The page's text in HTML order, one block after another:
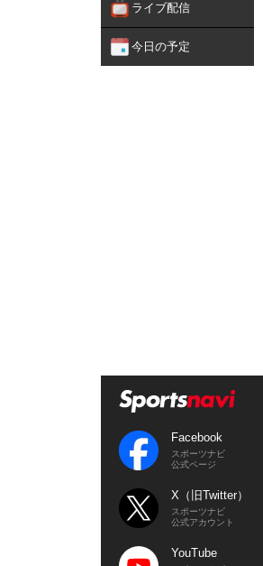
ライブ配信
今日の予定
Facebook
スポーツナビ
公式ページ
X（旧Twitter）
スポーツナビ
公式アカウント
YouTube